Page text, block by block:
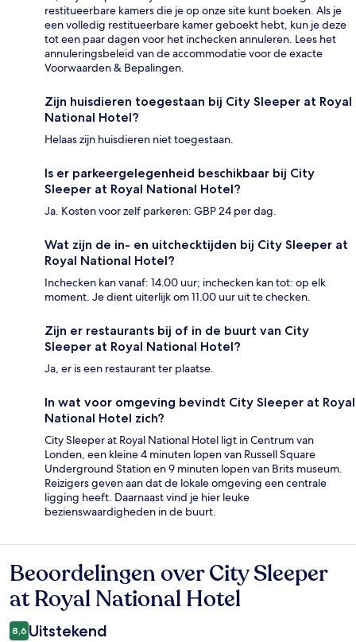
restitueerbare kamers die je op onze site kunt boeken. Als je
een volledig restitueerbare kamer geboekt hebt, kun je deze
tot een paar dagen voor het inchecken annuleren. Lees het
annuleringsbeleid van de accommodatie voor de exacte
Voorwaarden & Bepalingen.
Zijn huisdieren toegestaan bij City Sleeper at Royal
National Hotel?
Helaas zijn huisdieren niet toegestaan.
Is er parkeergelegenheid beschikbaar bij City
Sleeper at Royal National Hotel?
Ja. Kosten voor zelf parkeren: GBP 24 per dag.
Wat zijn de in- en uitchecktijden bij City Sleeper at
Royal National Hotel?
Inchecken kan vanaf: 14.00 uur; inchecken kan tot: op elk
moment. Je dient uiterlijk om 11.00 uur uit te checken.
Zijn er restaurants bij of in de buurt van City
Sleeper at Royal National Hotel?
Ja, er is een restaurant ter plaatse.
In wat voor omgeving bevindt City Sleeper at Royal
National Hotel zich?
City Sleeper at Royal National Hotel ligt in Centrum van
Londen, een kleine 4 minuten lopen van Russell Square
Underground Station en 9 minuten lopen van Brits museum.
Reizigers geven aan dat de lokale omgeving een centrale
ligging heeft. Daarnaast vind je hier leuke
bezienswaardigheden in de buurt.
Beoordelingen
Beoordelingen over City Sleeper
at Royal National Hotel
8,6 Uitstekend